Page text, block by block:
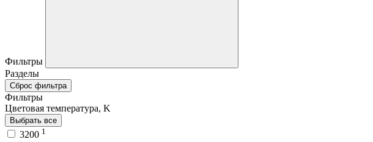
Фильтры
Разделы
Сброс фильтра
Фильтры
Цветовая температура, K
Выбрать все
3200 1